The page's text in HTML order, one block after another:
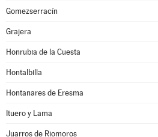
Gomezserracín
Grajera
Honrubia de la Cuesta
Hontalbilla
Hontanares de Eresma
Ituero y Lama
Juarros de Riomoros